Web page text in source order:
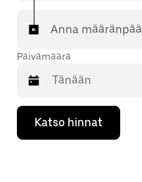
Anna määränpää
Päivämäärä
Valitse
päivämäärä
kalenterissa
Katso hinnat